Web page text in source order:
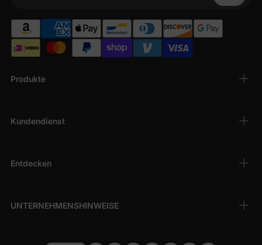
Produkte
Kundendienst
Entdecken
UNTERNEHMENSHINWEISE